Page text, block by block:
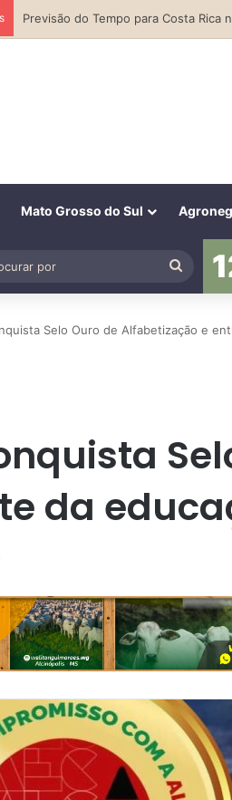
Mato Grosso do Sul
por
Selo Ouro de Alfabetização e
da